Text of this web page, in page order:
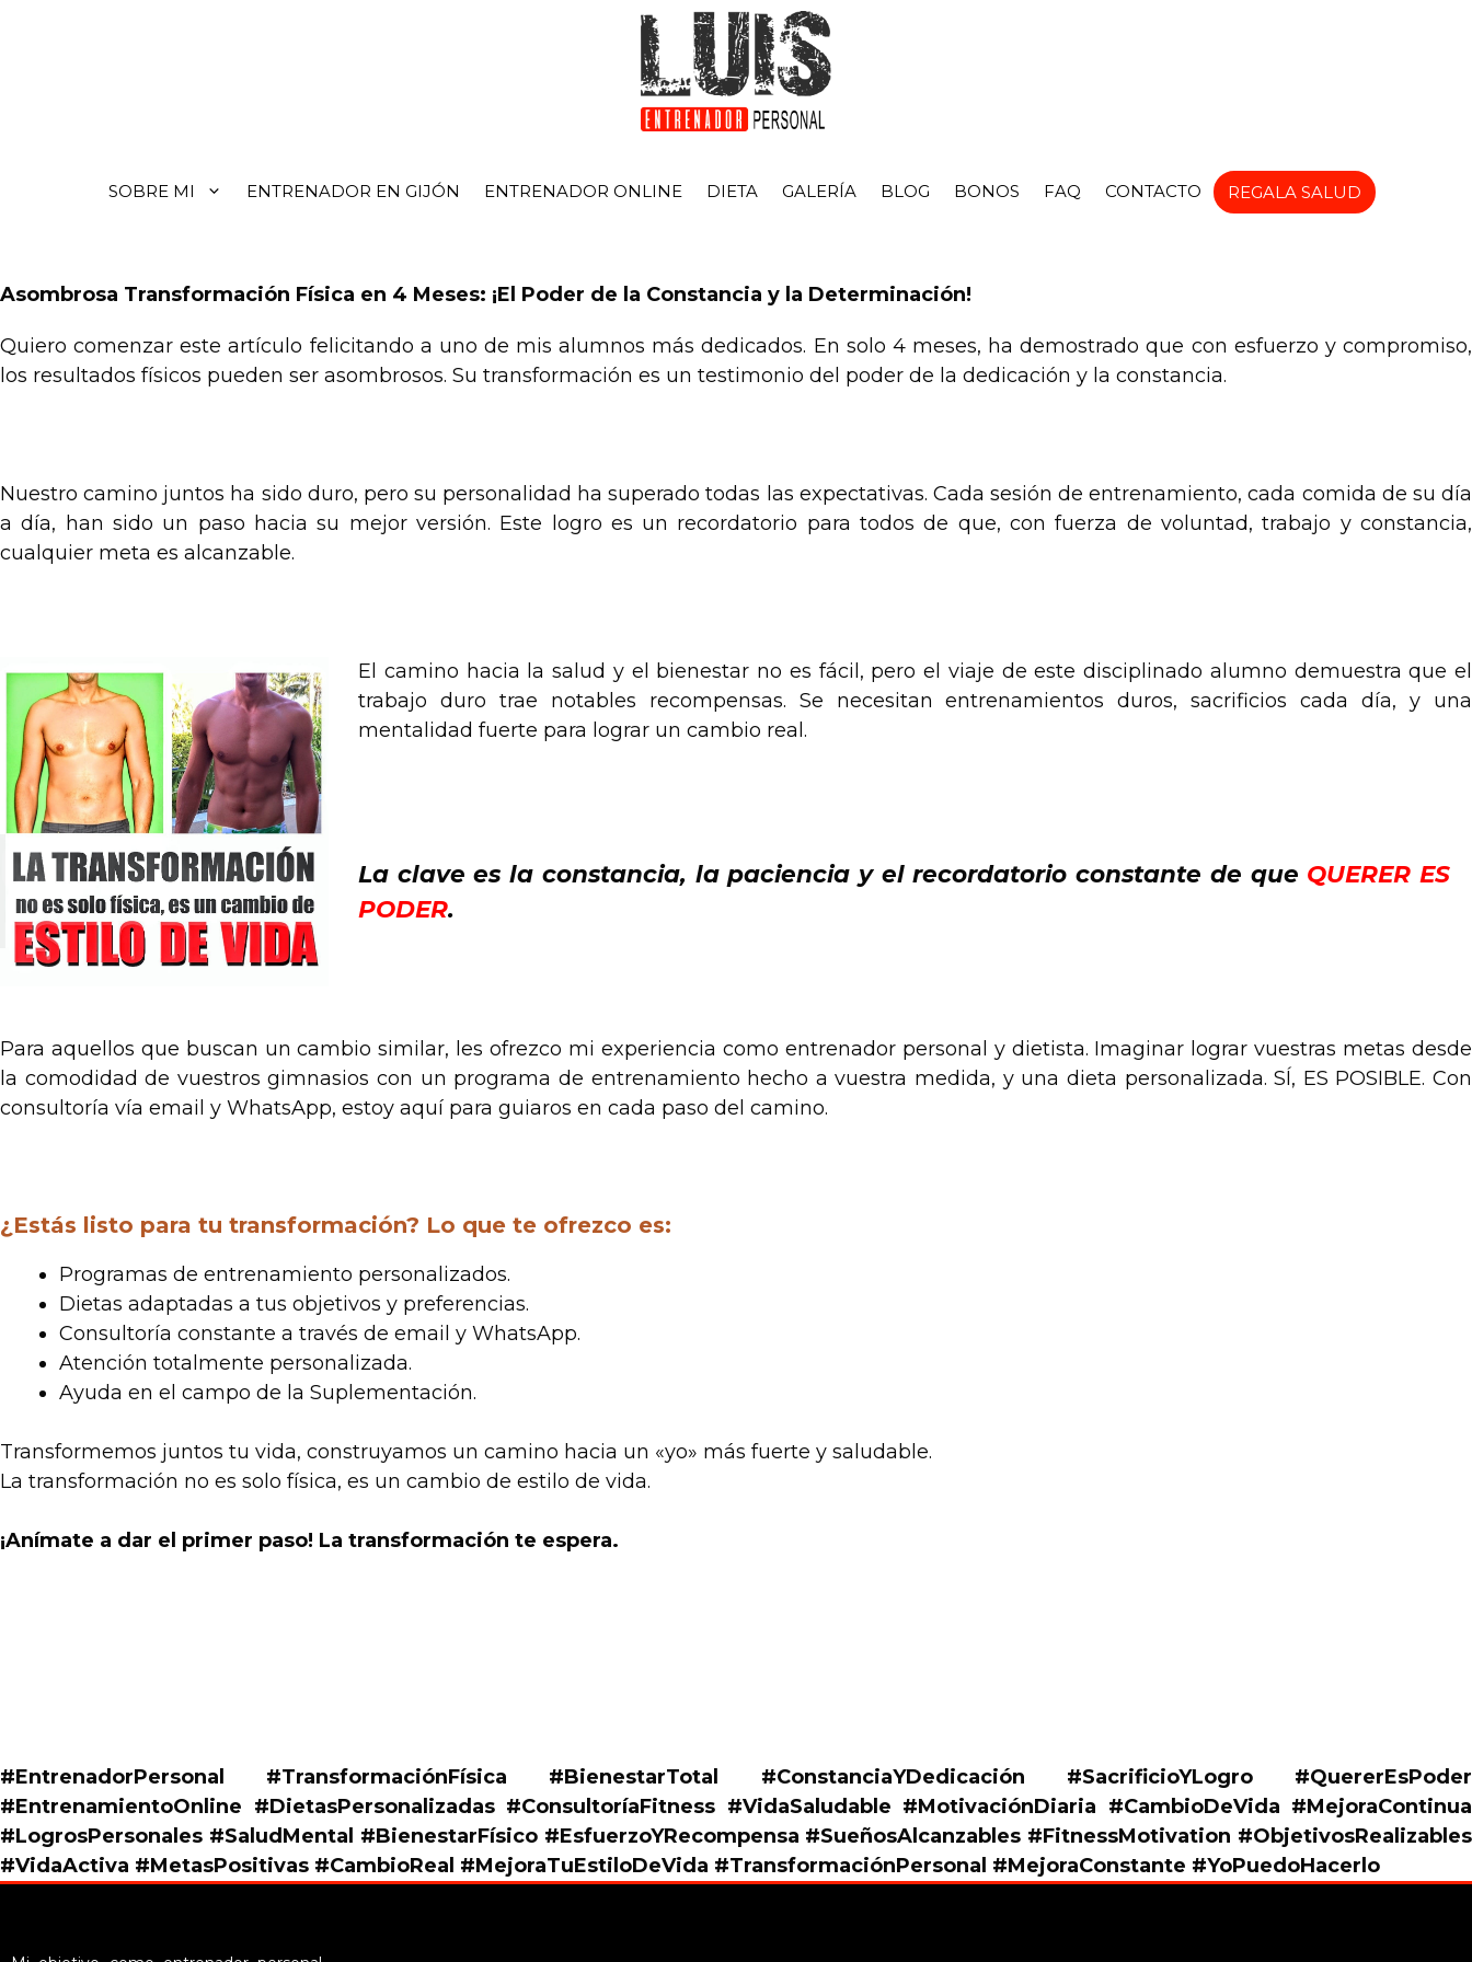
SOBRE MI ENTRENADOR EN GIJÓN ENTRENADOR ONLINE DIETA GALERÍA BLOG BONOS FAQ CONTACTO REGALA SALUD
Asombrosa Transformación Física en 4 Meses: ¡El Poder de la Constancia y la Determinación!
Quiero comenzar este artículo felicitando a uno de mis alumnos más dedicados. En solo 4 meses, ha demostrado que con esfuerzo y compromiso,
los resultados físicos pueden ser asombrosos. Su transformación es un testimonio del poder de la dedicación y la constancia.
Nuestro camino juntos ha sido duro, pero su personalidad ha superado todas las expectativas. Cada sesión de entrenamiento, cada comida de su día
a día, han sido un paso hacia su mejor versión. Este logro es un recordatorio para todos de que, con fuerza de voluntad, trabajo y constancia,
cualquier meta es alcanzable.
El camino hacia la salud y el bienestar no es fácil, pero el viaje de este disciplinado alumno demuestra que el
trabajo duro trae notables recompensas. Se necesitan entrenamientos duros, sacrificios cada día, y una
mentalidad fuerte para lograr un cambio real.
La clave es la constancia, la paciencia y el recordatorio constante de que QUERER ES
PODER.
Para aquellos que buscan un cambio similar, les ofrezco mi experiencia como entrenador personal y dietista. Imaginar lograr vuestras metas desde
la comodidad de vuestros gimnasios con un programa de entrenamiento hecho a vuestra medida, y una dieta personalizada. SÍ, ES POSIBLE. Con
consultoría vía email y WhatsApp, estoy aquí para guiaros en cada paso del camino.
¿Estás listo para tu transformación? Lo que te ofrezco es:
Programas de entrenamiento personalizados.
Dietas adaptadas a tus objetivos y preferencias.
Consultoría constante a través de email y WhatsApp.
Atención totalmente personalizada.
Ayuda en el campo de la Suplementación.
Transformemos juntos tu vida, construyamos un camino hacia un «yo» más fuerte y saludable.
La transformación no es solo física, es un cambio de estilo de vida.
¡Anímate a dar el primer paso! La transformación te espera.
#EntrenadorPersonal #TransformaciónFísica #BienestarTotal #ConstanciaYDedicación #SacrificioYLogro #QuererEsPoder
#EntrenamientoOnline #DietasPersonalizadas #ConsultoríaFitness #VidaSaludable #MotivaciónDiaria #CambioDeVida #MejoraContinua
#LogrosPersonales #SaludMental #BienestarFísico #EsfuerzoYRecompensa #SueñosAlcanzables #FitnessMotivation #ObjetivosRealizables
#VidaActiva #MetasPositivas #CambioReal #MejoraTuEstiloDeVida #TransformaciónPersonal #MejoraConstante #YoPuedoHacerlo